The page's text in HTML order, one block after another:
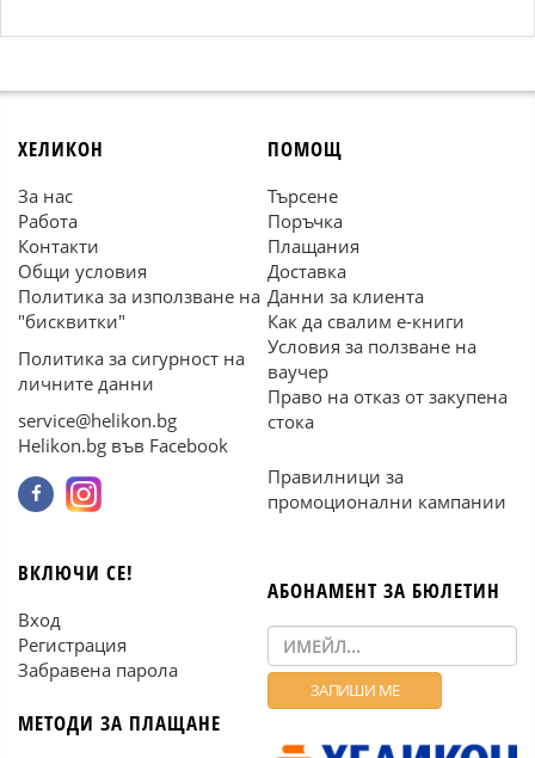
ХЕЛИКОН
За нас
Работа
Контакти
Общи условия
Политика за използване на
"бисквитки"
Политика за сигурност на
личните данни
service@helikon.bg
Helikon.bg във Facebook
ПОМОЩ
Търсене
Поръчка
Плащания
Доставка
Данни за клиента
Как да свалим е-книги
Условия за ползване на
ваучер
Право на отказ от закупена
стока
Правилници за
промоционални кампании
ВКЛЮЧИ СЕ!
Вход
Регистрация
Забравена парола
МЕТОДИ ЗА ПЛАЩАНЕ
АБОНАМЕНТ ЗА БЮЛЕТИН